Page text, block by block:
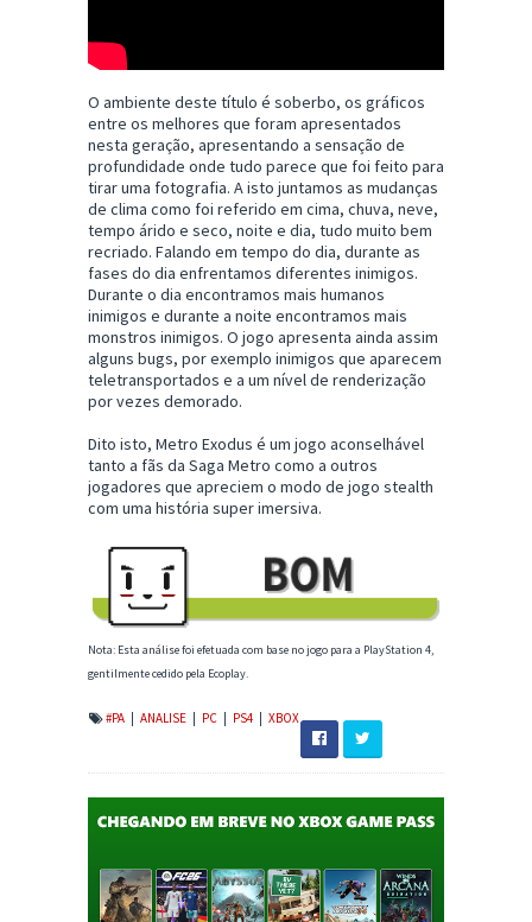
O ambiente deste título é soberbo, os gráficos
entre os melhores que foram apresentados
nesta geração, apresentando a sensação de
profundidade onde tudo parece que foi feito para
tirar uma fotografia. A isto juntamos as mudanças
de clima como foi referido em cima, chuva, neve,
tempo árido e seco, noite e dia, tudo muito bem
recriado. Falando em tempo do dia, durante as
fases do dia enfrentamos diferentes inimigos.
Durante o dia encontramos mais humanos
inimigos e durante a noite encontramos mais
monstros inimigos. O jogo apresenta ainda assim
alguns bugs, por exemplo inimigos que aparecem
teletransportados e a um nível de renderização
por vezes demorado.
Dito isto, Metro Exodus é um jogo aconselhável
tanto a fãs da Saga Metro como a outros
jogadores que apreciem o modo de jogo stealth
com uma história super imersiva.
Nota: Esta análise foi efetuada com base no jogo para a PlayStation 4,
gentilmente cedido pela Ecoplay.
#PA | ANALISE | PC | PS4 | XBOX